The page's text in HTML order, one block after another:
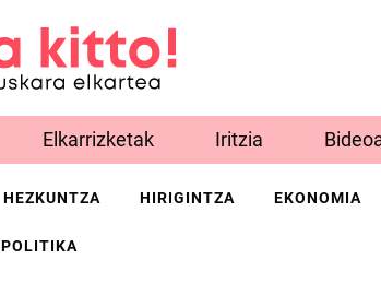
Elkarrizketak Iritzia
HEZKUNTZA HIRIGINTZA EKONOMIA
POLITIKA